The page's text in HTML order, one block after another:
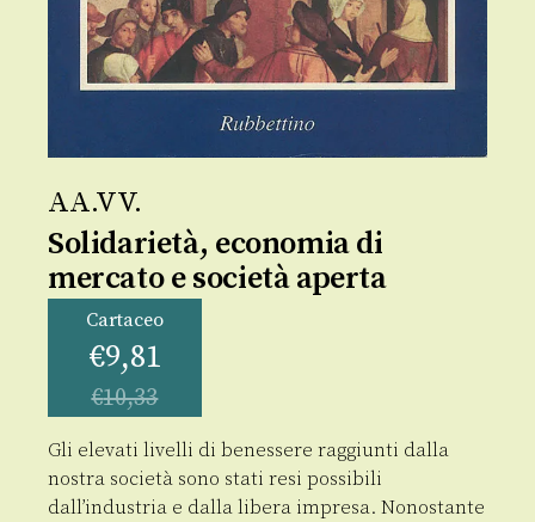
AA.VV.
Solidarietà, economia di
mercato e società aperta
Cartaceo
€9,81
€10,33
Gli elevati livelli di benessere raggiunti dalla
nostra società sono stati resi possibili
dall’industria e dalla libera impresa. Nonostante